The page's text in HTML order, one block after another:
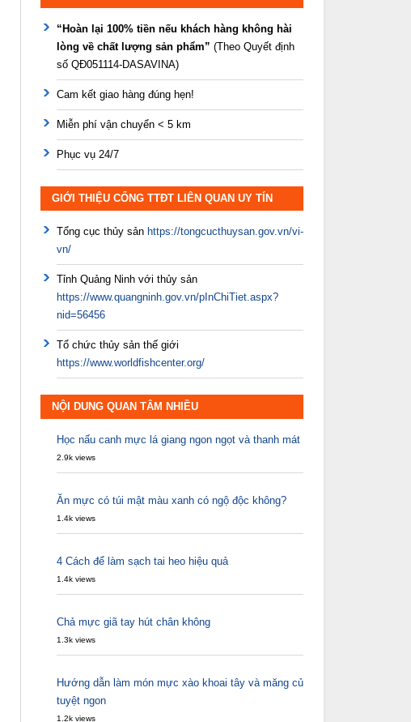
“Hoàn lại 100% tiền nếu khách hàng không hài
lòng về chất lượng sản phẩm” (Theo Quyết định
số QĐ051114-DASAVINA)
Cam kết giao hàng đúng hẹn!
Miễn phí vận chuyển < 5 km
Phục vụ 24/7
GIỚI THIỆU CỔNG TTĐT LIÊN QUAN UY TÍN
Tổng cục thủy sản https://tongcucthuysan.gov.vn/vi-
vn/
Tỉnh Quảng Ninh với thủy sản
https://www.quangninh.gov.vn/pInChiTiet.aspx?
nid=56456
Tổ chức thủy sản thế giới
https://www.worldfishcenter.org/
NỘI DUNG QUAN TÂM NHIỀU
Học nấu canh mực lá giang ngon ngọt và thanh mát
2.9k views
Ăn mực có túi mật màu xanh có ngộ độc không?
1.4k views
4 Cách để làm sạch tai heo hiệu quả
1.4k views
Chả mực giã tay hút chân không
1.3k views
Hướng dẫn làm món mực xào khoai tây và măng củ
tuyệt ngon
1.2k views